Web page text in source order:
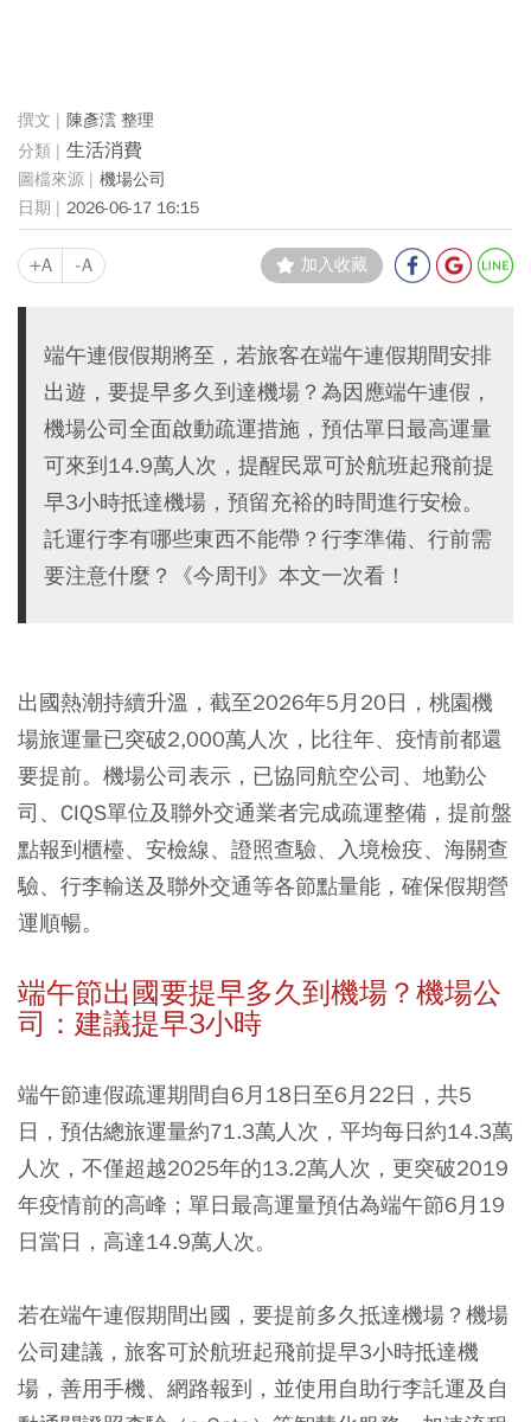
陳彥澐 整理
生活消費
機場公司
2026-06-17 16:15
+A -A 加入收藏
端午連假假期將至，若旅客在端午連假期間安排
出遊，要提早多久到達機場？為因應端午連假，
機場公司全面啟動疏運措施，預估單日最高運量
可來到14.9萬人次，提醒民眾可於航班起飛前提
早3小時抵達機場，預留充裕的時間進行安檢。
託運行李有哪些東西不能帶？行李準備、行前需
要注意什麼？《今周刊》本文一次看！
出國熱潮持續升溫，截至2026年5月20日，桃園機
場旅運量已突破2,000萬人次，比往年、疫情前都還
要提前。機場公司表示，已協同航空公司、地勤公
司、CIQS單位及聯外交通業者完成疏運整備，提前盤
點報到櫃檯、安檢線、證照查驗、入境檢疫、海關查
驗、行李輸送及聯外交通等各節點量能，確保假期營
運順暢。
端午節出國要提早多久到機場？機場公
司：建議提早3小時
端午節連假疏運期間自6月18日至6月22日，共5
日，預估總旅運量約71.3萬人次，平均每日約14.3萬
人次，不僅超越2025年的13.2萬人次，更突破2019
年疫情前的高峰 ； 單日最高運量預估為端午節6月19
日當日，高達14.9萬人次。
若在端午連假期間出國，要提前多久抵達機場？機場
公司建議， 旅客可於航班起飛前提早3小時抵達機
場，善用手機、網路報到 ，並使用自助行李託運及自